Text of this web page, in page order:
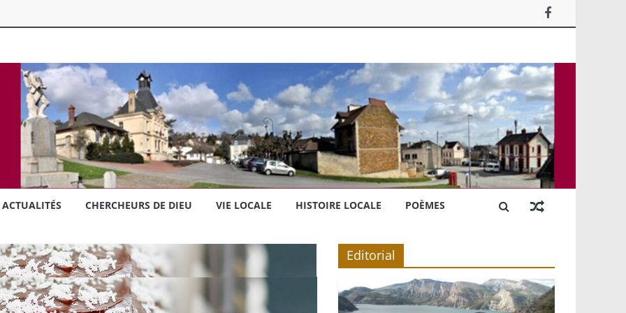
ACTUALITÉS CHERCHEURS DE DIEU VIE LOCALE HISTOIRE LOCALE POÈMES
Editorial